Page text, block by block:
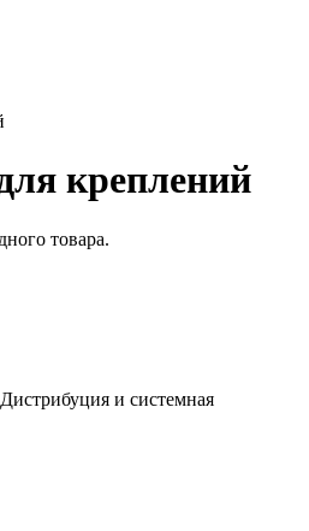
креплений
товара.
и системная